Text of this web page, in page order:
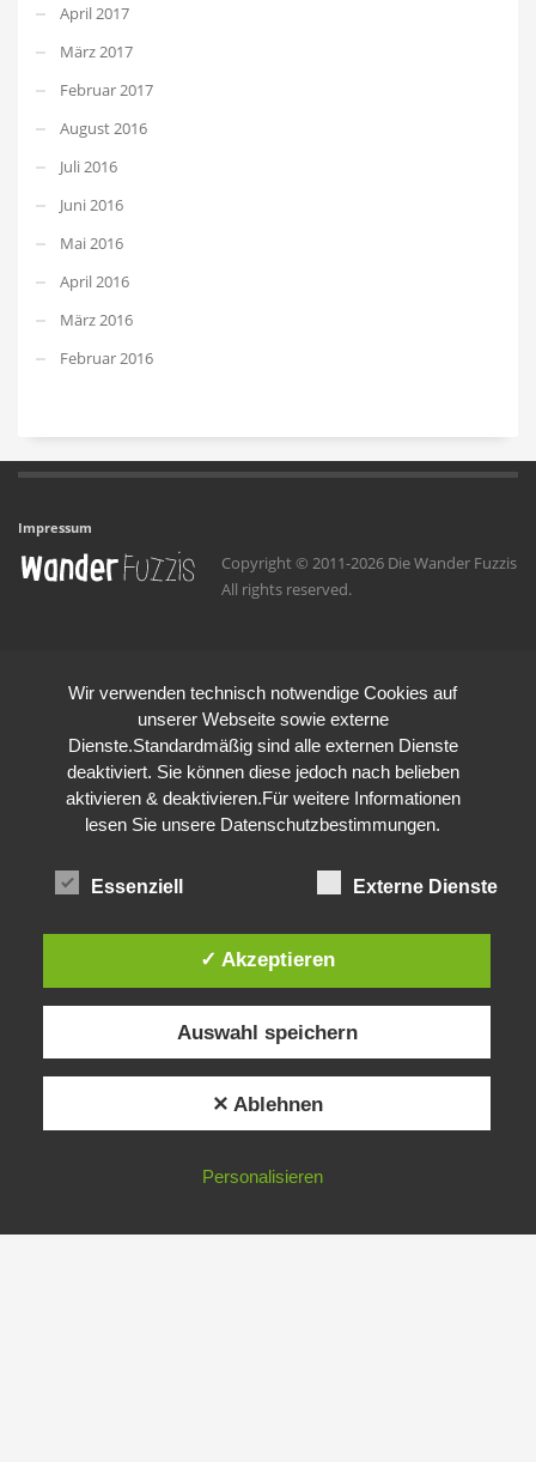
April 2017
März 2017
Februar 2017
August 2016
Juli 2016
Juni 2016
Mai 2016
April 2016
März 2016
Februar 2016
Impressum
Copyright © 2011-2026 Die Wander Fuzzis
All rights reserved.
Wir verwenden technisch notwendige Cookies auf
unserer Webseite sowie externe
Dienste.Standardmäßig sind alle externen Dienste
deaktiviert. Sie können diese jedoch nach belieben
aktivieren & deaktivieren.Für weitere Informationen
lesen Sie unsere Datenschutzbestimmungen.
Essenziell Externe Dienste
✓ Akzeptieren
Auswahl speichern
✕ Ablehnen
Personalisieren